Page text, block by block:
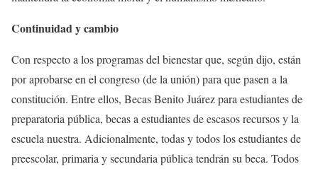
Continuidad y cambio
Con respecto a los programas del bienestar que, según dijo, están
por aprobarse en el congreso (de la unión) para que pasen a la
constitución. Entre ellos, Becas Benito Juárez para estudiantes de
preparatoria pública, becas a estudiantes de escasos recursos y la
escuela nuestra. Adicionalmente, todas y todos los estudiantes de
preescolar, primaria y secundaria pública tendrán su beca. Todos